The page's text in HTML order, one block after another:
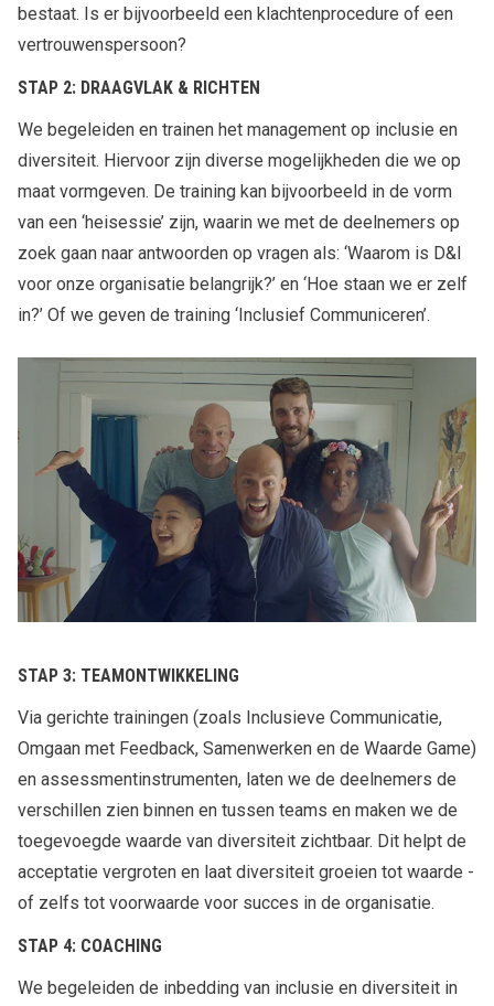
bestaat. Is er bijvoorbeeld een klachtenprocedure of een
vertrouwenspersoon?
STAP 2: DRAAGVLAK & RICHTEN
We begeleiden en trainen het management op inclusie en
diversiteit. Hiervoor zijn diverse mogelijkheden die we op
maat vormgeven. De training kan bijvoorbeeld in de vorm
van een ‘heisessie’ zijn, waarin we met de deelnemers op
zoek gaan naar antwoorden op vragen als: ‘Waarom is D&I
voor onze organisatie belangrijk?’ en ‘Hoe staan we er zelf
in?’ Of we geven de training ‘Inclusief Communiceren’.
STAP 3: TEAMONTWIKKELING
Via gerichte trainingen (zoals Inclusieve Communicatie,
Omgaan met Feedback, Samenwerken en de Waarde Game)
en assessmentinstrumenten, laten we de deelnemers de
verschillen zien binnen en tussen teams en maken we de
toegevoegde waarde van diversiteit zichtbaar. Dit helpt de
acceptatie vergroten en laat diversiteit groeien tot waarde -
of zelfs tot voorwaarde voor succes in de organisatie.
STAP 4: COACHING
We begeleiden de inbedding van inclusie en diversiteit in